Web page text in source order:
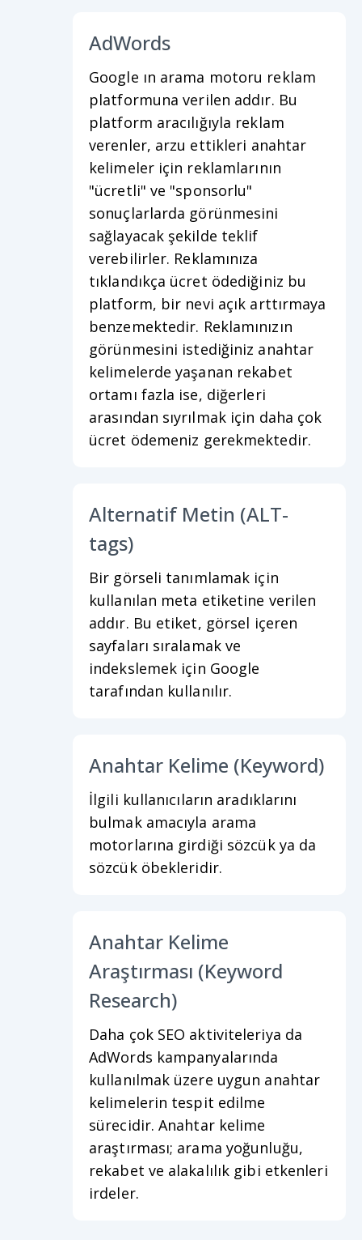
AdWords
Google ın arama motoru reklam
platformuna verilen addır. Bu
platform aracılığıyla reklam
verenler, arzu ettikleri anahtar
kelimeler için reklamlarının
"ücretli" ve "sponsorlu"
sonuçlarlarda görünmesini
sağlayacak şekilde teklif
verebilirler. Reklamınıza
tıklandıkça ücret ödediğiniz bu
platform, bir nevi açık arttırmaya
benzemektedir. Reklamınızın
görünmesini istediğiniz anahtar
kelimelerde yaşanan rekabet
ortamı fazla ise, diğerleri
arasından sıyrılmak için daha çok
ücret ödemeniz gerekmektedir.
Alternatif Metin (ALT-
tags)
Bir görseli tanımlamak için
kullanılan meta etiketine verilen
addır. Bu etiket, görsel içeren
sayfaları sıralamak ve
indekslemek için Google
tarafından kullanılır.
Anahtar Kelime (Keyword)
İlgili kullanıcıların aradıklarını
bulmak amacıyla arama
motorlarına girdiği sözcük ya da
sözcük öbekleridir.
Anahtar Kelime
Araştırması (Keyword
Research)
Daha çok SEO aktiviteleriya da
AdWords kampanyalarında
kullanılmak üzere uygun anahtar
kelimelerin tespit edilme
sürecidir. Anahtar kelime
araştırması; arama yoğunluğu,
rekabet ve alakalılık gibi etkenleri
irdeler.